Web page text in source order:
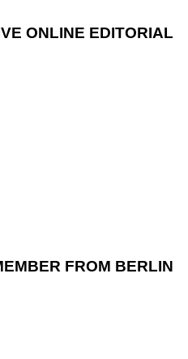
ONLINE EDITORIAL
FROM BERLIN